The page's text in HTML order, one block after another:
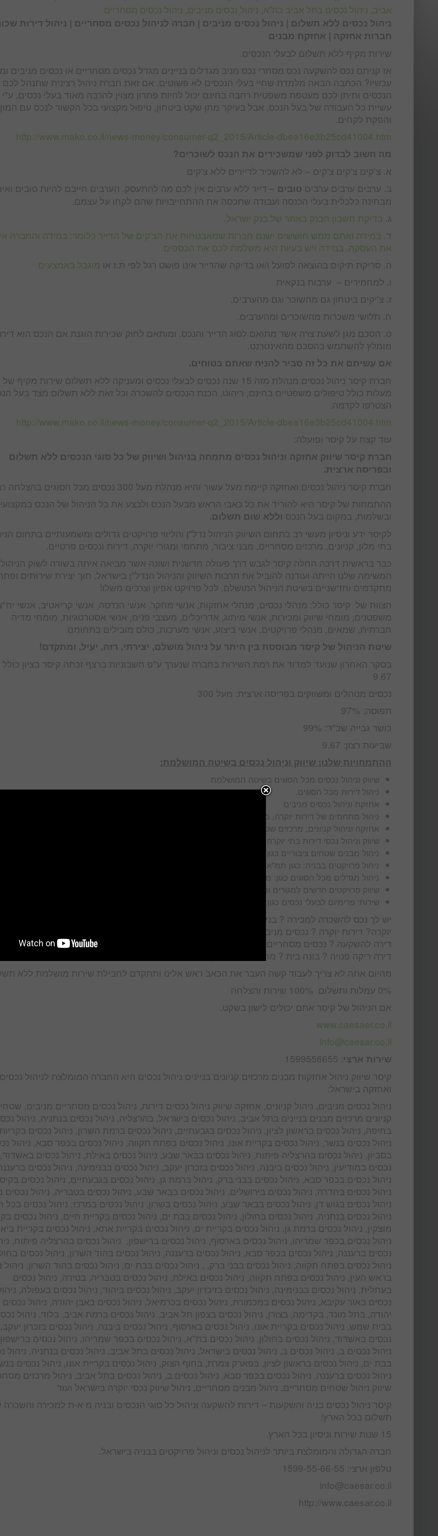
אביב, ניהול נכסים בתל אביב בת"א, ניהול נכסים מניבים, ניהול נכסים מסחריים
ניהול נכסים ללא תשלום | ניהול נכסים מניבים | חברה לניהול נכסים מסחריים | ניהול דירות
חברות אחזקה | אחזקת מבנים
שירות מקיף ללא תשלום לבעלי הנכסים.
אז קניתם נכס להשקעה נכס מסחרי נכס מניב מגדלים בניינים מגדל נכסים מסחריים או נכסים מניבים
עכשיו? הכתבה הבאה מלמדת שחיי בעלי הנכסים לא פשוטים. אם זאת חברת ניהול רצינית שתנהל
הנכסים ותיתן לכם מעטפת משפטית רחבה בחינם יכול להיות פתרון מצוין להרבה מאוד בעלי נכסים, ע"י
עשיית כל העבודה של בעל הנכס, אבל בעיקר מתן שקט ביטחון, טיפול מקצועי בכל הקשור לנכס עם המון
והפקת לקחים.
http://www.mako.co.il/news-money/consumer-q2_2015/Article-dbea16e3b25cd41004.htm
מה חשוב לבדוק לפני שמשכירים את הנכס לשוכרים?
א. צ'קים צ'קים צ'קים – לא להשכיר לדיירים ללא צ'קים
ב. ערבים ערבים ערבים טובים – דייר ללא ערבים אין לכם מה להתעסק. הערבים חייבם להיות טובים
מבחינה כלכלית בעלי הכנסה ועבודה שתכסה את ההתחייבויות שהם לקחו על עצמם.
ג. בדיקת חשבון הבנק באתר של בנק ישראל.
ד. במידה ואתם ממש חוששים ישנם חברות שמאבטחות את הצ'קים של הדייר כלומר: במידה והחברה
את העסקה. במידה ויש בעיות היא משלמת לכם את הכספים.
ה. סריקת תיקים בהוצאה לפועל ו/או בדיקה שהדייר אינו פושט רגל לפי ת.ז או מוגבל באמצעים
ו. למחמירים – ערבות בנקאית
ז. צ'יקים ביטחון גם מהשוכר וגם מהערבים.
ח. תלושי משכרות מהשוכרים ומהערבים.
ט. הסכם מגן לשעת צרה אשר מתואם לסוג הדייר והנכס. ומותאם לחוק שכירות הוגנת אם הנכס הוא
מומלץ להשתמש בהסכם מהאינטרנט.
אם עשיתם את כל זה סביר להניח שאתם בטוחים.
מעלות כולל טיפולים משפטיים בחינם, ריהוט, הכנת הנכסים להשכרה וכל זאת ללא תשלום מצד בעל
הצטרפו לקדמה.
http://www.mako.co.il/news-money/consumer-q2_2015/Article-dbea16e3b25cd41004.htm
עוד קצת על קיסר ופועלה:
חברת קיסר שיווק אחזקה וניהול נכסים מתמחה בניהול ושיווק של כל סוגי הנכסים ללא תשלום
ובפריסה ארצית.
חברת קיסר ניהול נכסים ואחזקה קיימת מעל עשור והיא מנהלת מעל 300 נכסים מכל הסוגים בהצלחה רבה.
ההתמחות של קיסר היא להוריד את כל כאבי הראש מבעל הנכס ולבצע את כל הניהול של הנכס
ובשלמות, במקום בעל הנכס וללא שום תשלום.
לקיסר ידע וניסיון מעשי רב בתחום השיווק הניהול נדל"ן והליווי פרויקטים גדולים ומשמעותיים בתחום
בתי מלון, קניונים, מרכזים מסחריים, מבני ציבור, מתחמי ומגורי יוקרה, דירות ונכסים פרטיים.
כבר בראשית דרכה החלה קיסר לגבש דרך פעולה חדשנית ושונה אשר מביאה איתה בשורה לשוק
המשימה שלנו הייתה ועודנה להוביל את תרבות השיווק והניהול הנדל"ן בישראל, תוך יצירת שירותים
מתקדמים וחדשניים בשיטת הניהול המושלם. לכל פרויקט אפיון וצרכים משלו!
הצוות של קיסר כולל: מנהלי נכסים, מנהלי אחזקות, אנשי מחקר, אנשי הנדסה, אנשי קריאטיב, אנשי
משפטנים, מומחי שיווק ומכירות, אנשי מיתוג, אדריכלים, מעצבי פנים, אנשי אסטרטגיות, מומחי מדיה
חברתית, שמאים, מנהלי פרויקטים, אנשי ביצוע, אנשי מערכות, כולם מובילים בתחומם.
שיטת הניהול של קיסר מבוססת בין היתר על ניהול מושלם, יצירתי, רזה, יעיל, ומתקדם!
בסקר האחרון שנועד למדוד את רמת השירות בחברה שנערך ע"פ חשבוניות ברצף זכתה קיסר בציון
9.67
נכסים מנוהלים ומשווקים בפריסה ארצית: מעל 300
תפוסה: 97%
כושר גבייה שכ"ד: 99%
שביעות רצון: 9.67
ההתמחויות שלנו: שיווק וניהול נכסים בשיטה המושלמת:
שיווק וניהול נכסים מכל הסוגים בשיטה המושלמת
ניהול דירות מכל הסוגים.
אחזקת וניהול נכסים מניבים
ניהול מתחמים של דירות יוקרה, מגורי יוקרה, מגדלים מגורים, מתחמי מגורים
אחזקה וניהול קניונים, מרכזים שטחים מבנים מסחריים מכל הסוגים
שיווק וניהול נכסי דירות בתי יוקרה מתחמי מגורי מגדלי יוקרה מכל הסוגים
ניהול מבנים שטחים ציבוריים כגון מוזיאונים תיאטראות מגדלים ועוד
ניהול פרויקטים בבניה: כגון תמ"א 38, פינוי בינוי, קבוצת רכישה ועוד
ניהול מגדלים מכל הסוגים כגון: משרדים, מגורים, מסחריים
שיווק פרויקטים חדשים למגורים ומסחריים
שירותי פרימיום לבעלי נכסים כגון: שירותי קונסיירז'
יש לך נכס להשכרה למכירה ? בניין ? דירה ? דירות ? בניין משרדים ? חנות? בית יוקרה ? בית יוקרה ?
יוקרה? דירות יוקרה ? נכסים מניבים? שטחים מסחריים? מרכזים מסחריים? מבנים מסחריים? נכס
דירה להשקעה ? נכסים מסחריים ? דירות להשקעה ? השבחת נכסים ? דירת נופש? דירות לתקופת
דירה ריקה פנויה ? בונה בית ? מחפש דירה לשקעה ?
מהיום אתה לא צריך לעבוד קשה העבר את הכאב ראש אלינו ותתקדם לחבילת שירות מושלמת ללא
0% עמלות ותשלום 100% שירות והצלחה
אם הניהול של קיסר אתם יכולים לישון בשקט.
www.caesaer.co.il
info@caesar.co.il
שירות ארצי: 1599556655
קיסר שיווק ניהול אחזקות מבנים מרכזים קניונים בניינים ניהול נכסים היא החברה המומלצת לניהול
ואחזקה בישראל:
ניהול נכסים מניבים, ניהול קניונים, אחזקה שיווק ניהול נכסים דירות, ניהול נכסים מסחריים מניבים,
קניונים מרכזים מבנים בניינים בתל אביב, ניהול נכסים בישראל, בהרצליה, ניהול נכסים בנתניה, ניהול
בחיפה, ניהול נכסים בראשון לציון, ניהול נכסים בגבעתיים, ניהול נכסים ברמת השרון, ניהול נכסים
ניהול נכסים בנשר, ניהול נכסים בקריית אונו, ניהול נכסים בפתח תקווה, ניהול נכסים בכפר סבא, ניהול
בסביון, ניהול נכסים בהרצליה פיתוח, ניהול נכסים בבאר שבע, ניהול נכסים באילת, ניהול נכסים באשדוד,
נכסים במודיעין, ניהול נכסים ביבנה, ניהול נכסים בזכרון יעקב, ניהול נכסים בבנימינה, ניהול נכסים
ניהול נכסים בכפר סבא, ניהול נכסים בבני ברק, ניהול ברמת גן, ניהול נכסים בגבעתיים, ניהול נכסים
ניהול נכסים בחדרה, ניהול נכסים בירושלים, ניהול נכסים בבאר שבע, ניהול נכסים בטבריה, ניהול נכסים
ניהול נכסים בגוש דן, ניהול נכסים בבאר שבע, ניהול נכסים בשרון, ניהול נכסים במרכז, ניהול נכסים
ניהול נכסים בנתניה, ניהול נכסים בחולון, ניהול נכסים בבת ים, ניהול נכסים בקריית חיים, ניהול נכסים
מוצקין, ניהול נכסים ברמת גן, ניהול נכסים בקריית ים, ניהול נכסים בקריית אתא, ניהול נכסים בקריית
ניהול נכסים בכפר שמריהו, ניהול נכסים בארסוף, ניהול נכסים ברישפון, ניהול נכסים בהרצליה פיתוח,
נכסים ברעננה, ניהול נכסים בכפר סבא, ניהול נכסים ברעננה, ניהול נכסים בהוד השרון, ניהול נכסים
ניהול נכסים בפתח תקווה, ניהול נכסים בבני ברק, , ניהול נכסים בבת ים, ניהול נכסים בהוד השרון, ניהול
בראש העין, ניהול נכסים בפתח תקווה, ניהול נכסים באילת, ניהול נכסים בטבריה, בטירה, ניהול נכסים
בעתלית, ניהול נכסים בבנימינה, ניהול נכסים בזיכרון יעקב, ניהול נכסים ביהוד, ניהול נכסים בעפולה,
נכסים באור עקיבא, ניהול נכסים במכמורת, ניהול נכסים בכרמיאל, ניהול נכסים באבן יהודה, ניהול
יהודה, בתל מונד, בקדימה, בצורן, ניהול נכסים בצפון תל אביב, ניהול נכסים ברמת אביב, בלוד, ניהול
בבית שמש, ניהול נכסים בקריית אונו, ניהול נכסים בארסוף, ניהול נכסים ביבנה, ניהול נכסים בזכרון
נכסים באשדוד, ניהול נכסים בחולון, ניהול נכסים בת"א, ניהול נכסים בכפר שמריהו, ניהול נכסים
ניהול נכסים ב, ניהול נכסים ב, ניהול נכסים בישראל, ניהול נכסים בתל אביב, ניהול נכסים בנתניה, ניהול
בבת ים, ניהול נכסים בראשון לציון, בפארק צמרת, בחוף הצוק, ניהול נכסים בקריית אונו, ניהול נכסים
ניהול נכסים ברעננה, ניהול נכסים בכפר סבא, ניהול נכסים ב, ניהול נכסים בתל אביב, ניהול מרכזים
שיווק ניהול שטחים מסחריים, ניהול מבנים מסחריים, ניהול שיווק נכסי יוקרה בישראל ועוד
קיסר ניהול נכסים בניה והשקעות – דירות להשקעה וניהול כל סוגי הנכסים ובניה מ א-ת למכירה
תשלום בכל הארץ!
15 שנות שירות וניסיון בכל הארץ.
חברה הגדולה והמומלצת ביותר לניהול נכסים וניהול פרויקטים בבניה בישראל.
טלפון ארצי: 1599-55-66-55
info@caesar.co.il
http://www.caesar.co.il